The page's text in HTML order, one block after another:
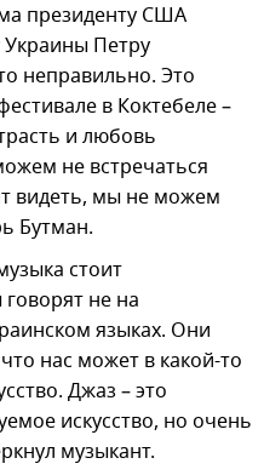
президенту США
Петру
неправильно. Это
в Коктебеле –
и любовь
не встречаться
видеть, мы не можем
Бутман.
стоит
не на
языках. Они
нас может в какой-то
Джаз – это
искусство, но очень
музыкант.